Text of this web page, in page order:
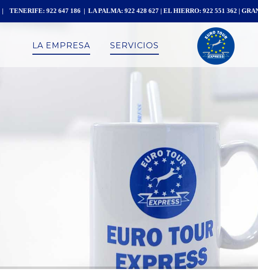
| TENERIFE: 922 647 186 | LA PALMA: 922 428 627 | EL HIERRO: 922 551 362 |
LA EMPRESA SERVICIOS